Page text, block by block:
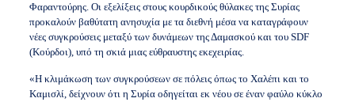
Φαραντούρης. Οι εξελίξεις στους κουρδικούς θύλακες της Συρίας
προκαλούν βαθύτατη ανησυχία με τα διεθνή μέσα να καταγράφουν
νέες συγκρούσεις μεταξύ των δυνάμεων της Δαμασκού και του SDF
(Κούρδοι), υπό τη σκιά μιας εύθραυστης εκεχειρίας.
«Η κλιμάκωση των συγκρούσεων σε πόλεις όπως το Χαλέπι και το
Καμισλί, δείχνουν ότι η Συρία οδηγείται εκ νέου σε έναν φαύλο κύκλο